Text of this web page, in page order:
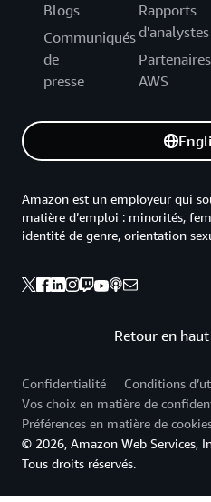
Blogs
Communiqués
de
presse
Rapports
d'analystes
Partenaires
AWS
Retour en
Amazon est un employeur qui
matière d’emploi : minorités,
identité de genre, orientation
Confidentialité
Conditions
Vos choix en matière de
Préférences en matière de
© 2026, Amazon Web Services,
Tous droits réservés.